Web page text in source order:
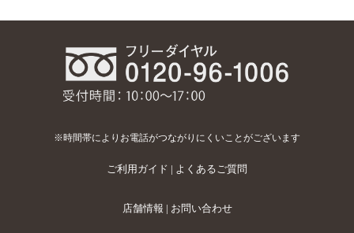
※時間帯によりお電話がつながりにくいことがございます
ご利用ガイド | よくあるご質問
店舗情報 | お問い合わせ